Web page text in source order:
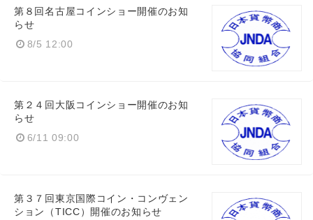
第８回名古屋コインショー開催のお知
らせ
8/5 12:00
第２４回大阪コインショー開催のお知
らせ
6/11 09:00
第３７回東京国際コイン・コンヴェン
ション（TICC）開催のお知らせ